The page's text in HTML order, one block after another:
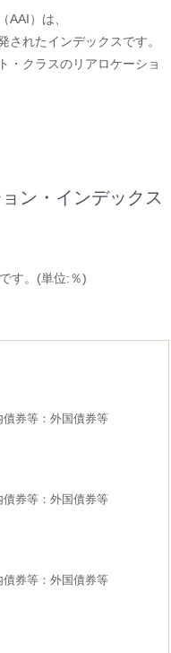
AAI）は、
されたインデックスです。
・クラスのリアロケーショ
ン・インデックス
す。(単位:％)
券等：外国債券等
券等：外国債券等
券等：外国債券等